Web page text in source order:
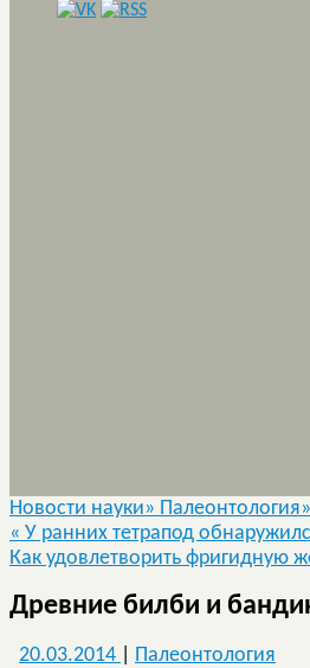
Новости науки» Палеонтология»
« У ранних тетрапод
Как удовлетворить фригидную
Древние билби и
20.03.2014 Палеонтология